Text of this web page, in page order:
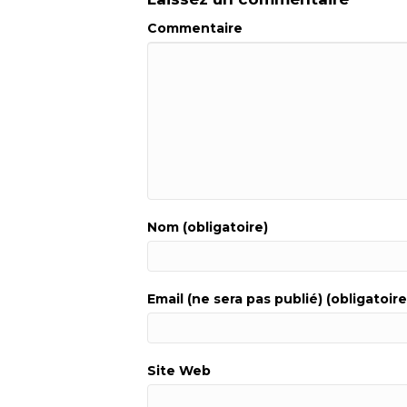
Commentaire
Nom (obligatoire)
Email (ne sera pas publié)
Site Web